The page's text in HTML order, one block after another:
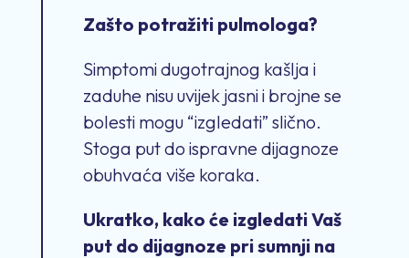
Zašto potražiti pulmologa?
Simptomi dugotrajnog kašlja i
zaduhe nisu uvijek jasni i brojne se
bolesti mogu “izgledati” slično.
Stoga put do ispravne dijagnoze
obuhvaća više koraka.
Ukratko, kako će izgledati Vaš
put do dijagnoze pri sumnji na